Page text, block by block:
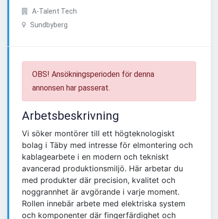
A-Talent Tech
Sundbyberg
OBS! Ansökningsperioden för denna
annonsen har passerat.
Arbetsbeskrivning
Vi söker montörer till ett högteknologiskt
bolag i Täby med intresse för elmontering och
kablagearbete i en modern och tekniskt
avancerad produktionsmiljö. Här arbetar du
med produkter där precision, kvalitet och
noggrannhet är avgörande i varje moment.
Rollen innebär arbete med elektriska system
och komponenter där fingerfärdighet och